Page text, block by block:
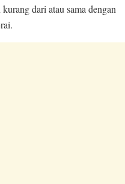
dari atau sama dengan